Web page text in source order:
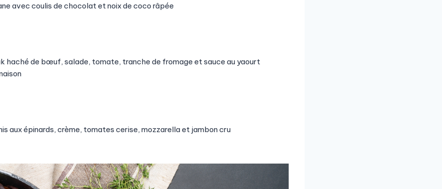
avec coulis de chocolat et noix de coco râpée
haché de bœuf, salade, tomate, tranche de fromage et sauce au yaourt
aux épinards, crème, tomates cerise, mozzarella et jambon cru